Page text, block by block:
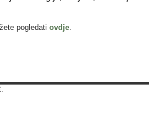
pogledati ovdje.